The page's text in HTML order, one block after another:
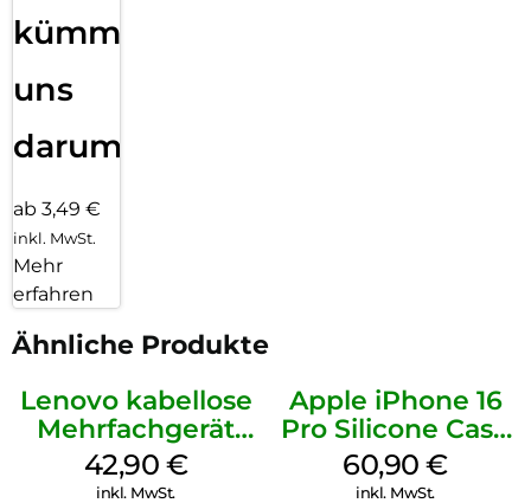
kümmern
uns
darum!
ab 3,49 €
inkl. MwSt.
Mehr
erfahren
Ähnliche Produkte
Lenovo kabellose
Mehrfachgerät
Luna Grey
42,90 €
inkl. MwSt.
Apple iPhone 16
Pro Silicone Case
MagSafe Stone
Gray
60,90€
inkl. MwSt.